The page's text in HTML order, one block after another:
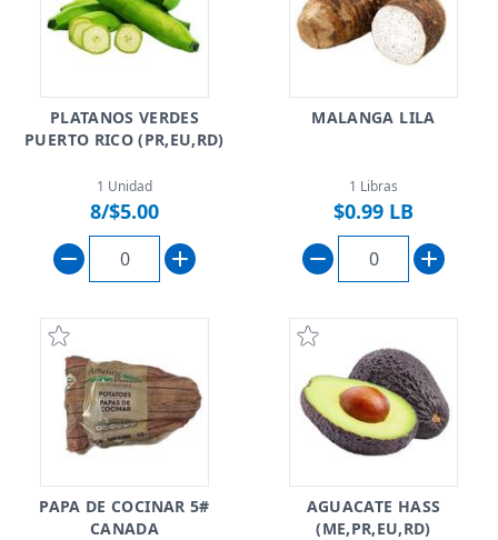
PLATANOS VERDES
PUERTO RICO (PR,EU,RD)
1 Unidad
8/$5.00
MALANGA LILA
1 Libras
$0.99 LB
PAPA DE COCINAR 5#
CANADA
AGUACATE HASS
(ME,PR,EU,RD)